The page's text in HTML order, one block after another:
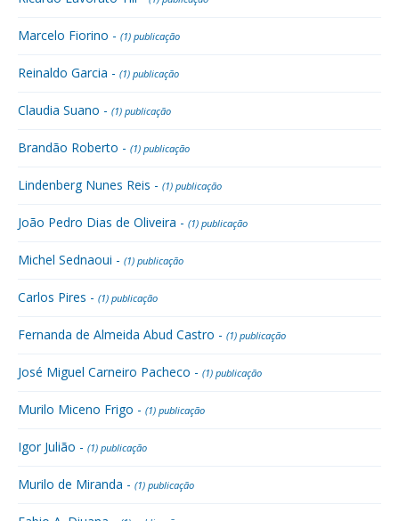
Marcelo Fiorino - (1) publicação
Reinaldo Garcia - (1) publicação
Claudia Suano - (1) publicação
Brandão Roberto - (1) publicação
Lindenberg Nunes Reis - (1) publicação
João Pedro Dias de Oliveira - (1) publicação
Michel Sednaoui - (1) publicação
Carlos Pires - (1) publicação
Fernanda de Almeida Abud Castro - (1) publicação
José Miguel Carneiro Pacheco - (1) publicação
Murilo Miceno Frigo - (1) publicação
Igor Julião - (1) publicação
Murilo de Miranda - (1) publicação